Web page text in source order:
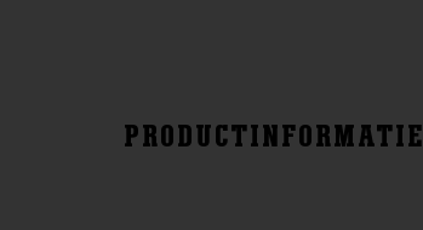
PRODUCTINFORMATIE